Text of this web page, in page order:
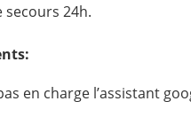
secours 24h.
en charge l’assistant